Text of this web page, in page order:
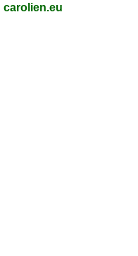
carolien.eu